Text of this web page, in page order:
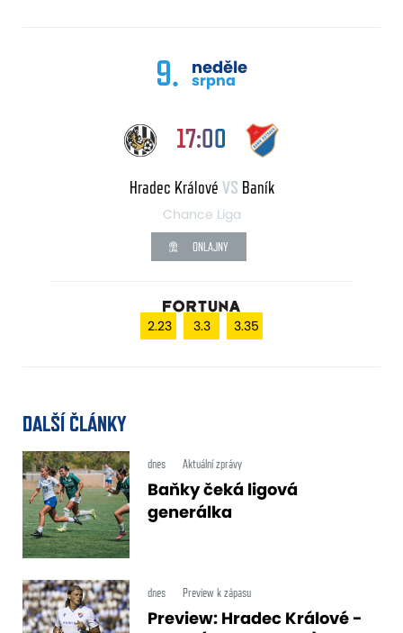
9. neděle
srpna
17:00
Hradec Králové VS Baník
Chance Liga
ONLAJNY
2.23 3.3 3.35
DALŠÍ ČLÁNKY
dnes Aktuální zprávy
Baňky čeká ligová
generálka
dnes Preview k zápasu
Preview: Hradec Králové -